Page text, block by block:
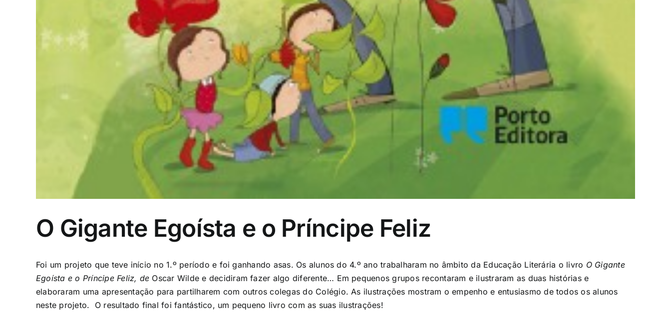
O Gigante Egoísta e o Príncipe Feliz
Foi um projeto que teve início no 1.º período e foi ganhando asas. Os alunos do 4.º ano trabalharam no âmbito da Educação Literária o livro O Gigante
Egoísta e o Príncipe Feliz, de Oscar Wilde e decidiram fazer algo diferente… Em pequenos grupos recontaram e ilustraram as duas histórias e
elaboraram uma apresentação para partilharem com outros colegas do Colégio. As ilustrações mostram o empenho e entusiasmo de todos os alunos
neste projeto.
O resultado final foi fantástico, um pequeno livro com as suas ilustrações!